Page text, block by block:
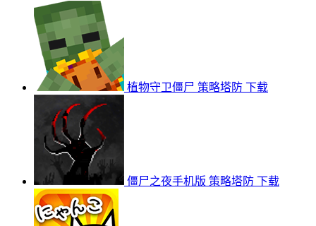
植物守卫僵尸 策略塔防 下载
僵尸之夜手机版 策略塔防 下载